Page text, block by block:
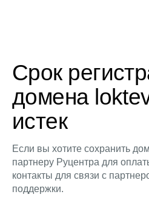
Срок
домена
истек
Если вы хотите сохранить
партнеру Руцентра для
контакты для связи с
поддержки.